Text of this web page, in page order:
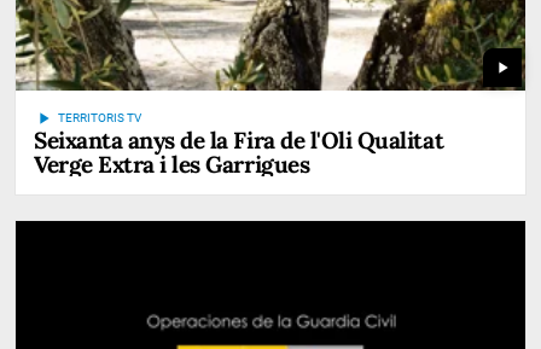
play_arrow
play_arrow TERRITORIS TV
Seixanta anys de la Fira de l'Oli Qualitat
Verge Extra i les Garrigues